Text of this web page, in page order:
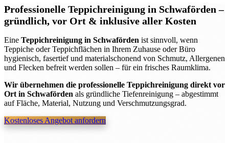
Professionelle Teppichreinigung in Schwaförden–
gründlich, vor Ort & inklusive aller Kosten
Eine Teppichreinigung in Schwaförden ist sinnvoll, wenn
Teppiche oder Teppichflächen in Ihrem Zuhause oder Büro
hygienisch, fasertief und materialschonend von Schmutz, Allergenen
und Flecken befreit werden sollen – für ein frisches Raumklima.
Wir übernehmen die professionelle Teppichreinigung direkt vor
Ort in Schwaförden als gründliche Tiefenreinigung – abgestimmt
auf Fläche, Material, Nutzung und Verschmutzungsgrad.
Kostenloses Angebot anfordern